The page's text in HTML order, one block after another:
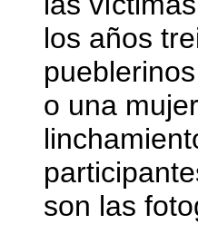
los años
o una
son las